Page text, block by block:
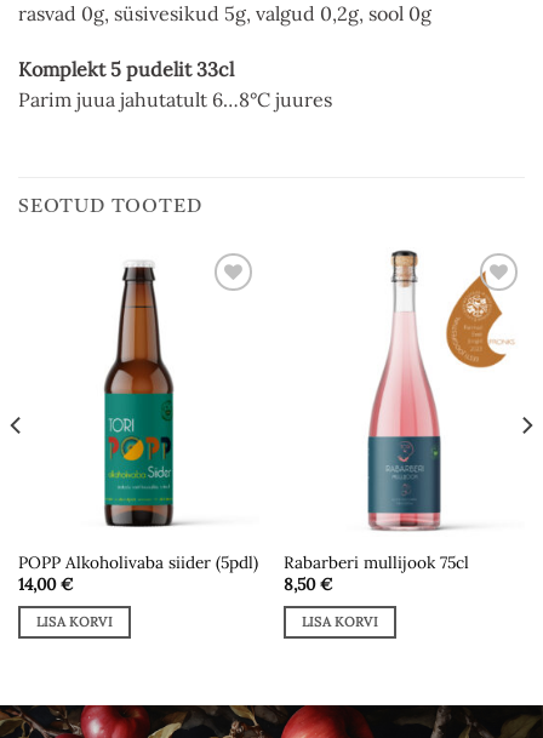
rasvad 0g, süsivesikud 5g, valgud 0,2g, sool 0g
Komplekt 5 pudelit 33cl
Parim juua jahutatult 6…8°C juures
SEOTUD TOOTED
POPP Alkoholivaba siider (5pdl)
14,00€
LISA KORVI
Add to
wishlist
Rabarberi mullijook 75cl
8,50€
LISA KORVI